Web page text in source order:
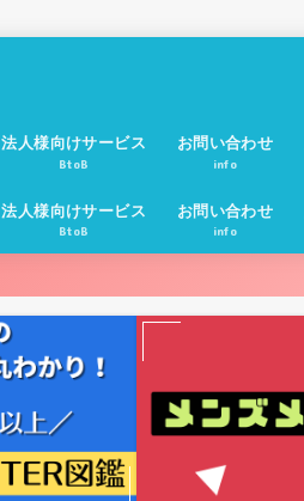
法人様向けサービス
BtoB
お問い合わせ
info
法人様向けサービス
BtoB
お問い合わせ
info